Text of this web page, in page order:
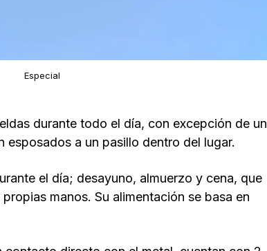
Especial
durante todo el día, con excepción de un
a un pasillo dentro del lugar.
el día; desayuno, almuerzo y cena, que
manos. Su alimentación se basa en